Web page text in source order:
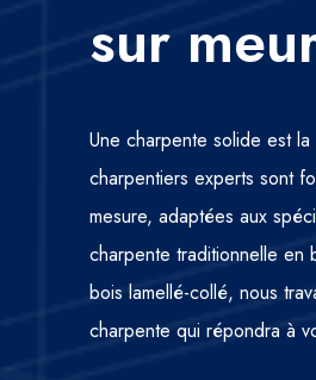
sur
Une charpente solide est
charpentiers experts sont
mesure, adaptées aux
charpente traditionnelle en
bois lamellé-collé, nous
charpente qui répondra à